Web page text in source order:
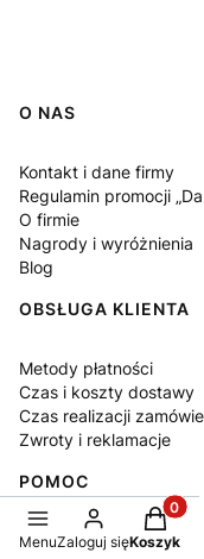
Linki w stopce
O NAS
Kontakt i dane firmy
Regulamin promocji
O firmie
Nagrody i wyróżnienia
Blog
OBSŁUGA KLIENTA
Metody płatności
Czas i koszty dostawy
Czas realizacji
Zwroty i reklamacje
POMOC
Jak kupować?
MenuZaloguj sięKoszyk